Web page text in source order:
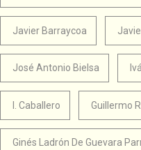
Javier Barraycoa
José Antonio Bielsa
I. Caballero Guillermo
Ginés Ladrón De Guevara